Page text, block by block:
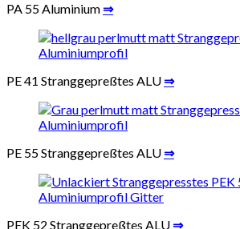
PA 55 Aluminium ⇒
PE 41 Stranggepreßtes ALU ⇒
PE 55 Stranggepreßtes ALU ⇒
PEK 52 Stranggepreßtes ALU ⇒